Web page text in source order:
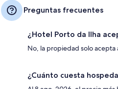
Preguntas frecuentes
¿Hotel Porto da Ilha
No, la propiedad solo acepta
¿Cuánto cuesta